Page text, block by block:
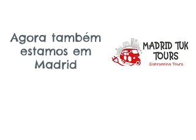
Agora também
estamos em
Madrid